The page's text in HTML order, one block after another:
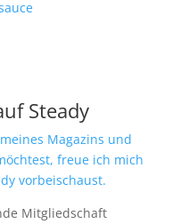
Steady
Magazins und
freue ich mich
vorbeischaust.
Mitgliedschaft